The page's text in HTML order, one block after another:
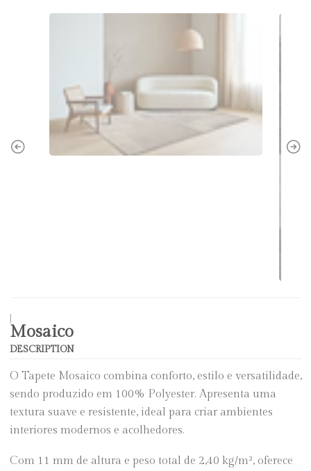
Mosaico
DESCRIPTION
O Tapete Mosaico combina conforto, estilo e versatilidade,
sendo produzido em 100% Polyester. Apresenta uma
textura suave e resistente, ideal para criar ambientes
interiores modernos e acolhedores.
Com 11 mm de altura e peso total de 2,40 kg/m², oferece